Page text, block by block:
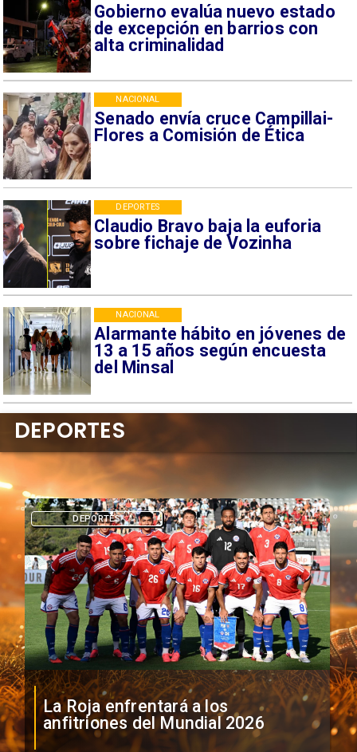
Gobierno evalúa nuevo estado
de excepción en barrios con
alta criminalidad
Senado envía cruce Campillai-
Flores a Comisión de Ética
NACIONAL
Claudio Bravo baja la euforia
sobre fichaje de Vozinha
DEPORTES
Alarmante hábito en jóvenes de
13 a 15 años según encuesta
del Minsal
NACIONAL
La Roja enfrentará a los
anfitriones del Mundial 2026
DEPORTES
DEPORTES